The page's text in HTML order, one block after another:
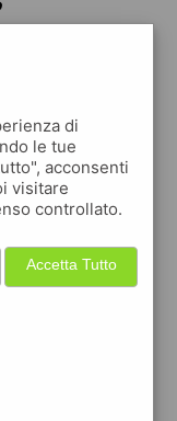
di
le tue
acconsenti
visitare
controllato.
Accetta Tutto